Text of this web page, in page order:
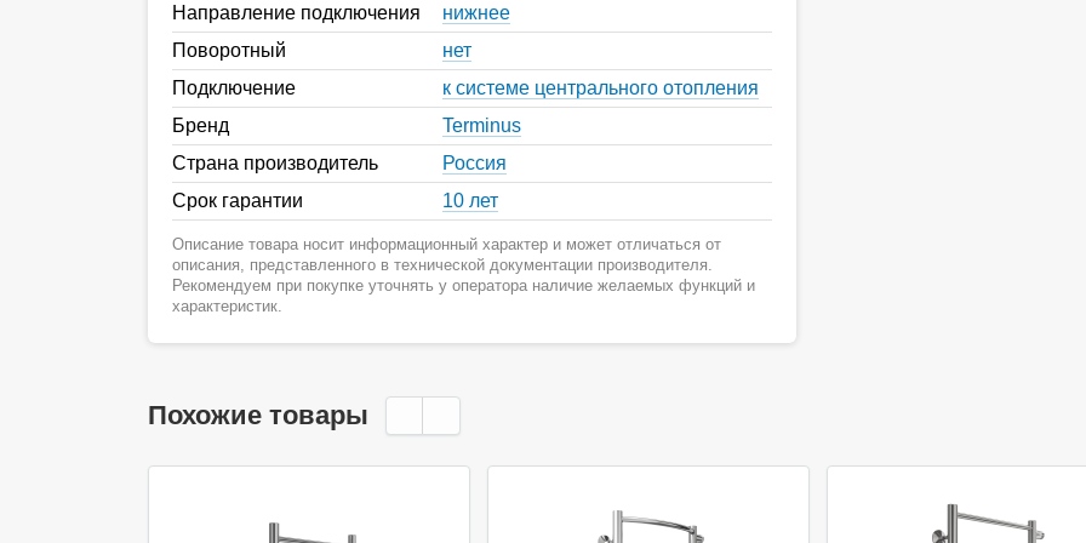
Направление подключения
нижнее
Поворотный
нет
Подключение
к системе центрального отопления
Бренд
Terminus
Страна производитель
Россия
Срок гарантии
10 лет
Описание товара носит информационный характер и может отличаться от
описания, представленного в технической документации производителя.
Рекомендуем при покупке уточнять у оператора наличие желаемых функций и
характеристик.
Похожие товары